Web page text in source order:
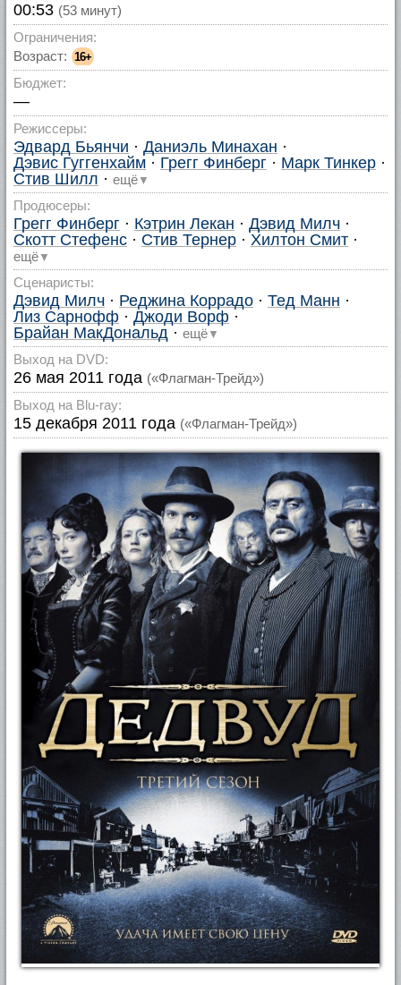
00:53 (53 минут)
Ограничения:
Возраст: 16+
Бюджет:
—
Режиссеры:
Эдвард Бьянчи · Даниэль Минахан ·
Дэвис Гуггенхайм · Грегг Финберг · Марк Тинкер ·
Стив Шилл · ещё ▼
Продюсеры:
Грегг Финберг · Кэтрин Лекан · Дэвид Милч ·
Скотт Стефенс · Стив Тернер · Хилтон Смит ·
ещё ▼
Сценаристы:
Дэвид Милч · Реджина Коррадо · Тед Манн ·
Лиз Сарнофф · Джоди Ворф ·
Брайан МакДональд · ещё ▼
Выход на DVD:
26 мая 2011 года («Флагман-Трейд»)
Выход на Blu-ray:
15 декабря 2011 года («Флагман-Трейд»)